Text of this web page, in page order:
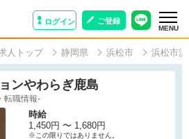
ログイン ご登録
MENU
人トップ 静岡県 浜松市 浜松市
ンやわらぎ鹿島
転職情報-
時給
1,450円 〜 1,680円
※この限りではありません。